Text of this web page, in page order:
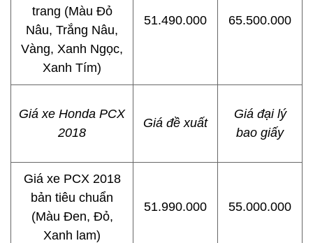
trang (Màu Đỏ
Nâu, Trắng Nâu,
Vàng, Xanh Ngọc,
Xanh Tím)
51.490.000 65.500.000
Giá xe Honda PCX
2018
Giá đề xuất
Giá đại lý
bao giấy
Giá xe PCX 2018
bản tiêu chuẩn
(Màu Đen, Đỏ,
Xanh lam)
51.990.000 55.000.000